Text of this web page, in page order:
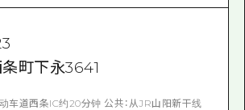
町下永3641
车道西条IC约20分钟 公共：从JR山阳新干线